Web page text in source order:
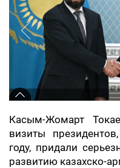
Касым-Жомарт
визиты
году, придали
развитию казахско-